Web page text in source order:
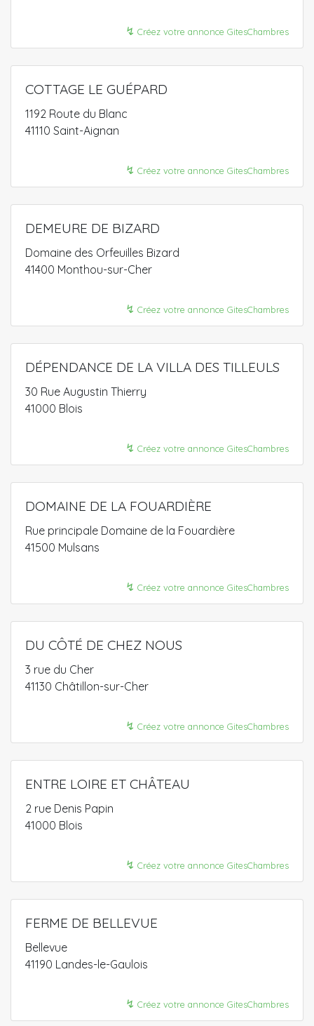
↯ Créez votre annonce GitesChambres
COTTAGE LE GUÉPARD
1192 Route du Blanc
41110 Saint-Aignan
↯ Créez votre annonce GitesChambres
DEMEURE DE BIZARD
Domaine des Orfeuilles Bizard
41400 Monthou-sur-Cher
↯ Créez votre annonce GitesChambres
DÉPENDANCE DE LA VILLA DES TILLEULS
30 Rue Augustin Thierry
41000 Blois
↯ Créez votre annonce GitesChambres
DOMAINE DE LA FOUARDIÈRE
Rue principale Domaine de la Fouardière
41500 Mulsans
↯ Créez votre annonce GitesChambres
DU CÔTÉ DE CHEZ NOUS
3 rue du Cher
41130 Châtillon-sur-Cher
↯ Créez votre annonce GitesChambres
ENTRE LOIRE ET CHÂTEAU
2 rue Denis Papin
41000 Blois
↯ Créez votre annonce GitesChambres
FERME DE BELLEVUE
Bellevue
41190 Landes-le-Gaulois
↯ Créez votre annonce GitesChambres